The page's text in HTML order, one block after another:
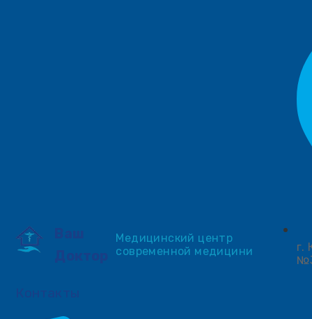
Ваш
Доктор
Медицинский центр
современной медицини
г.
Контакты